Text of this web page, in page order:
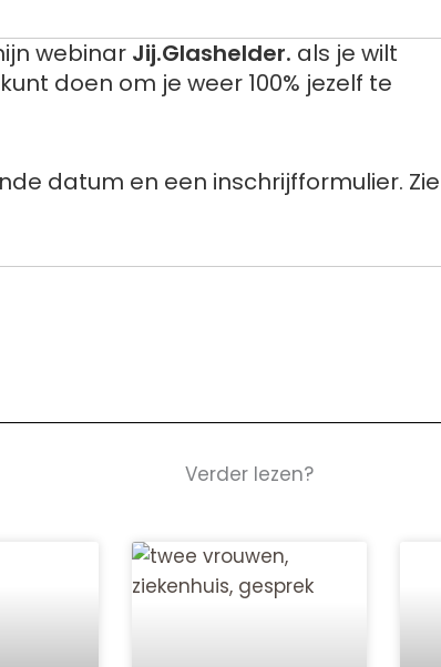
webinar Jij.Glashelder. als je wilt
doen om je weer 100% jezelf te
datum en een inschrijfformulier. Zie
Verder lezen?